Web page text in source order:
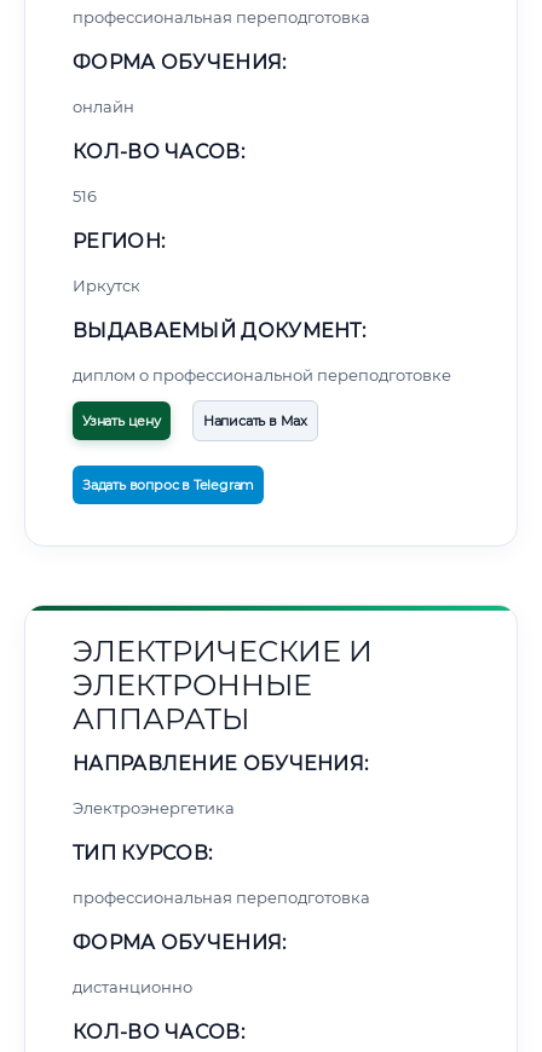
профессиональная переподготовка
ФОРМА ОБУЧЕНИЯ:
онлайн
КОЛ-ВО ЧАСОВ:
516
РЕГИОН:
Иркутск
ВЫДАВАЕМЫЙ ДОКУМЕНТ:
диплом о профессиональной переподготовке
Узнать цену Написать в Max
Задать вопрос в Telegram
ЭЛЕКТРИЧЕСКИЕ И
ЭЛЕКТРОННЫЕ
АППАРАТЫ
НАПРАВЛЕНИЕ ОБУЧЕНИЯ:
Электроэнергетика
ТИП КУРСОВ:
профессиональная переподготовка
ФОРМА ОБУЧЕНИЯ:
дистанционно
КОЛ-ВО ЧАСОВ: